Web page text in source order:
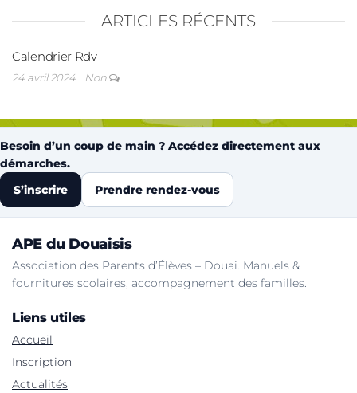
ARTICLES RÉCENTS
Calendrier Rdv
24 avril 2024 Non
Besoin d’un coup de main ? Accédez directement aux
démarches.
S’inscrire
Prendre rendez-vous
APE du Douaisis
Association des Parents d’Élèves – Douai. Manuels &
fournitures scolaires, accompagnement des familles.
Liens utiles
Accueil
Inscription
Actualités